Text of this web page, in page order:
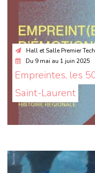
Hall et Salle Premier Tech
Du 9 mai au 1 juin 2025
Empreintes, les
Saint-Laurent